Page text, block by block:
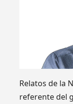
Relatos de la
referente del